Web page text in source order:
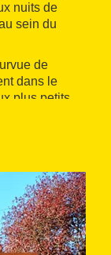
nuits de
sein du
de
dans le
plus petits